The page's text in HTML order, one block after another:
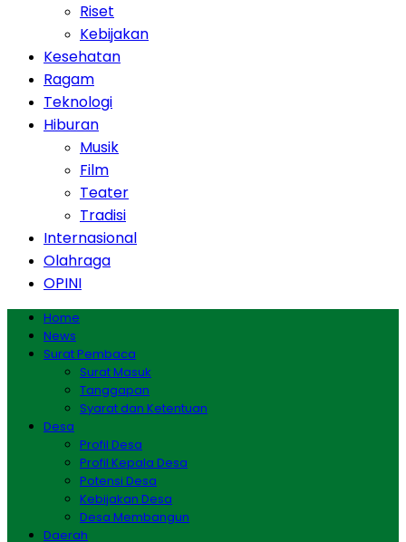
Riset
Kebijakan
Kesehatan
Ragam
Teknologi
Hiburan
Musik
Film
Teater
Tradisi
Internasional
Olahraga
OPINI
Home
News
Surat Pembaca
Surat Masuk
Tanggapan
Syarat dan Ketentuan
Desa
Profil Desa
Profil Kepala Desa
Potensi Desa
Kebijakan Desa
Desa Membangun
Daerah